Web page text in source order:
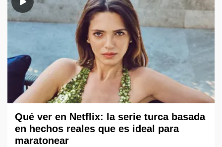
Qué ver en Netflix: la serie turca basada
en hechos reales que es ideal para
maratonear